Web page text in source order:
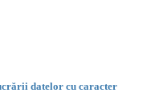
datelor cu caracter